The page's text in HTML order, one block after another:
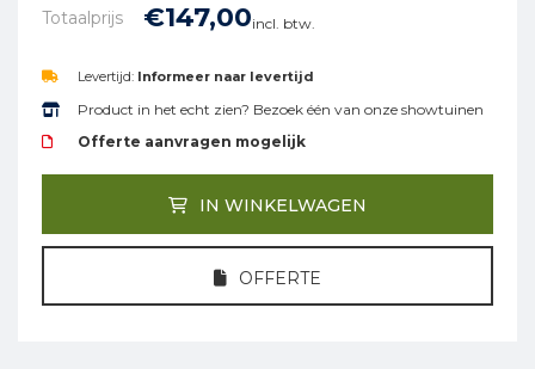
Totaalprijs €147,00incl. btw.
Levertijd: Informeer naar levertijd
Product in het echt zien? Bezoek één van onze showtuinen
Offerte aanvragen mogelijk
IN WINKELWAGEN
OFFERTE